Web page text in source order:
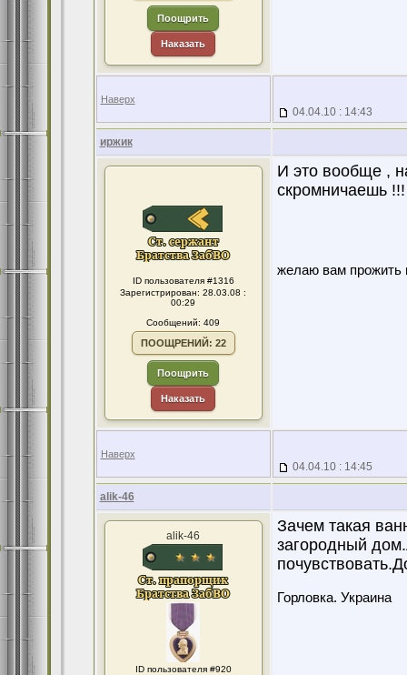
Поощрить
Наказать
Наверх
04.04.10 : 14:43
иржик
ID пользователя #1316
Зарегистрирован: 28.03.08 :
00:29
Сообщений: 409
ПООЩРЕНИЙ: 22
Поощрить
Наказать
И это вообще ,
скромничаешь
желаю вам прожить
Наверх
04.04.10 : 14:45
alik-46
alik-46
ID пользователя #920
Зачем такая
загородный
Горловка. Украина